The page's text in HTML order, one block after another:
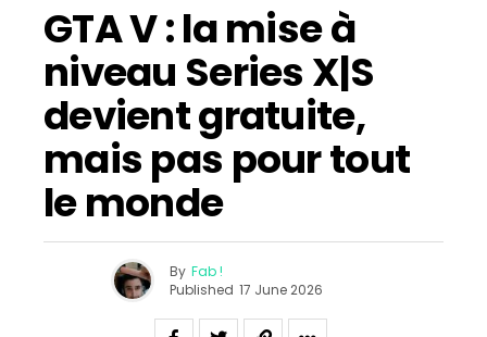
GTA V : la mise à
niveau Series X|S
devient gratuite,
mais pas pour tout
le monde
By Fab !
Published 17 June 2026